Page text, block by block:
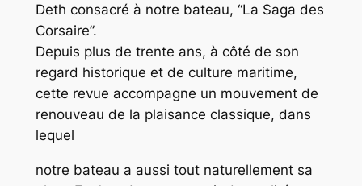
Deth consacré à notre bateau, “La Saga des
Corsaire”.
Depuis plus de trente ans, à côté de son
regard historique et de culture maritime,
cette revue accompagne un mouvement de
renouveau de la plaisance classique, dans
lequel
notre bateau a aussi tout naturellement sa